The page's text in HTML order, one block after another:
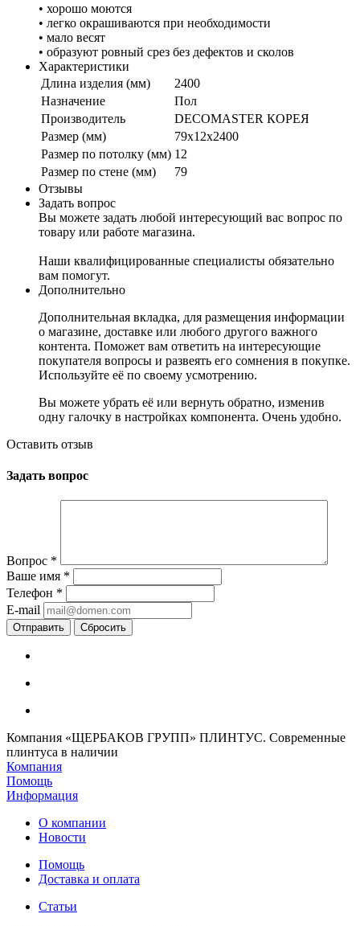
• хорошо моются
• легко окрашиваются при необходимости
• мало весят
• образуют ровный срез без дефектов и сколов
Характеристики
Длина изделия (мм)
2400
Назначение
Пол
Производитель
DECOMASTER КОРЕЯ
Размер (мм)
79x12x2400
Размер по потолку (мм) 12
Размер по стене (мм)
79
Отзывы
Задать вопрос
Вы можете задать любой интересующий вас вопрос по
товару или работе магазина.
Наши квалифицированные специалисты обязательно
вам помогут.
Дополнительно
Дополнительная вкладка, для размещения информации
о магазине, доставке или любого другого важного
контента. Поможет вам ответить на интересующие
покупателя вопросы и развеять его сомнения в покупке.
Используйте её по своему усмотрению.
Вы можете убрать её или вернуть обратно, изменив
одну галочку в настройках компонента. Очень удобно.
Оставить отзыв
Задать вопрос
Вопрос *
Ваше имя *
Телефон *
E-mail
Сбросить
Компания «ЩЕРБАКОВ ГРУПП» ПЛИНТУС. Современные
плинтуса в наличии
Компания
Помощь
Информация
О компании
Новости
Помощь
Доставка и оплата
Статьи